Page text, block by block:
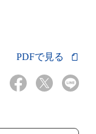
PDFで見る